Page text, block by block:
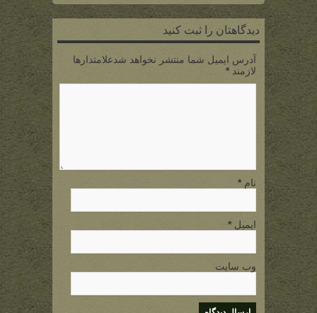
دیدگاهتان را ثبت کنید
آدرس ایمیل شما منتشر نخواهد شدعلامتدارها
لازمند *
نام *
ایمیل *
وب سایت